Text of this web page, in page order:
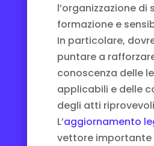
l’organizzazione di
formazione e
In particolare,
puntare a
conoscenza delle
applicabili e delle
degli atti
L’aggiornamento
vettore importante